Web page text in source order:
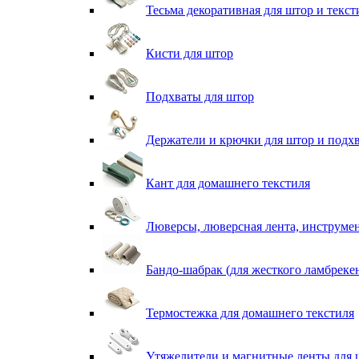
Тесьма декоративная для штор и
Кисти для штор
Подхваты для штор
Держатели и крючки для штор и
Кант для домашнего текстиля
Люверсы, люверсная лента,
Бандо-шабрак (для жесткого
Термостежка для домашнего текстиля
Утяжелители и магнитные ленты для